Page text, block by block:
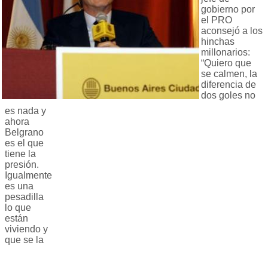
gobierno por
el PRO
aconsejó a los
hinchas
millonarios:
“Quiero que
se calmen, la
diferencia de
dos goles no
es nada y
ahora
Belgrano
es el que
tiene la
presión.
Igualmente
es una
pesadilla
lo que
están
viviendo y
que se la